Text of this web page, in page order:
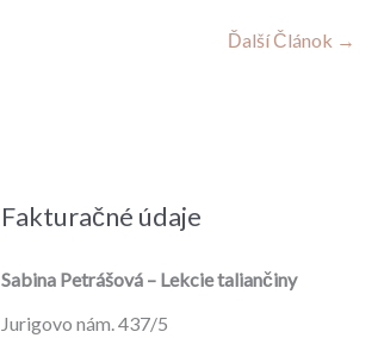
Ďalší Článok →
Fakturačné údaje
Sabina Petrášová – Lekcie taliančiny
Jurigovo nám. 437/5